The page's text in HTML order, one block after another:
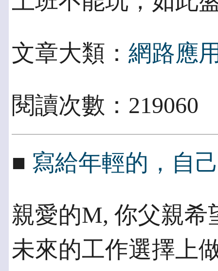
文章大類： 網路應
閱讀次數：
■ 寫給年輕的，自
親愛的M, 你父親希
未來的工作選擇上